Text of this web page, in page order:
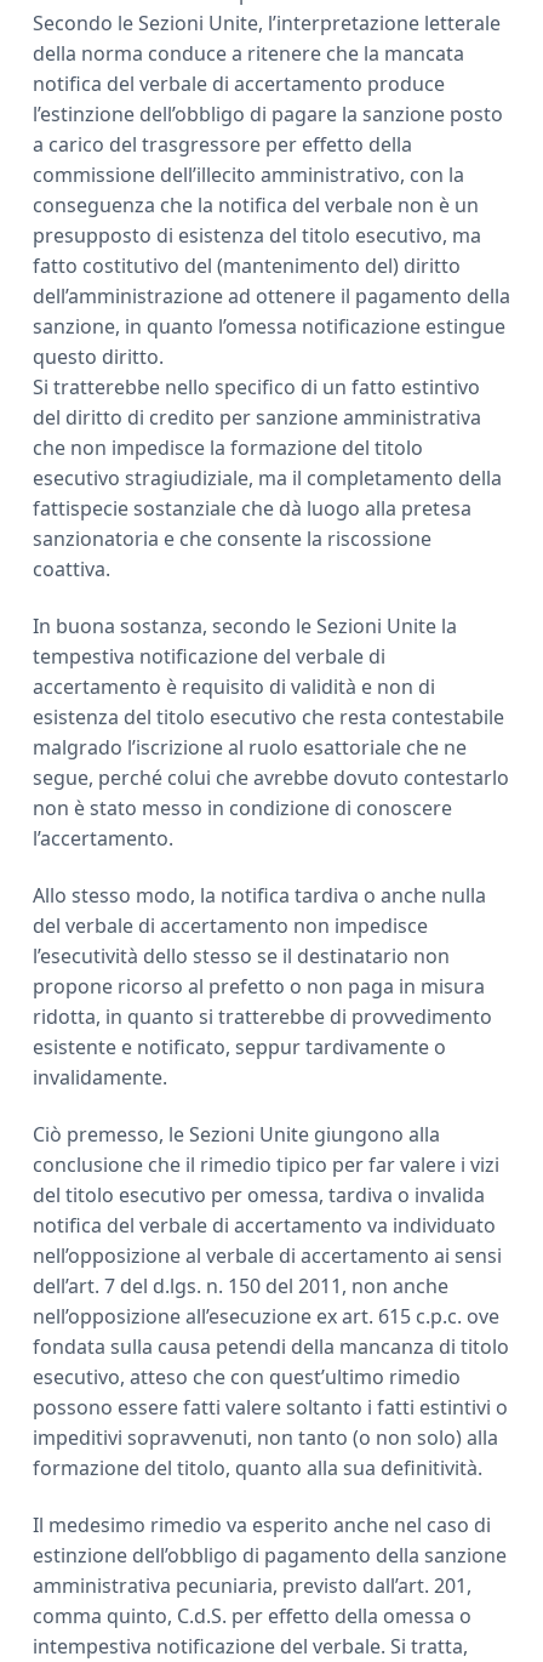
Secondo le Sezioni Unite, l’interpretazione letterale
della norma conduce a ritenere che la mancata
notifica del verbale di accertamento produce
l’estinzione dell’obbligo di pagare la sanzione posto
a carico del trasgressore per effetto della
commissione dell’illecito amministrativo, con la
conseguenza che la notifica del verbale non è un
presupposto di esistenza del titolo esecutivo, ma
fatto costitutivo del (mantenimento del) diritto
dell’amministrazione ad ottenere il pagamento della
sanzione, in quanto l’omessa notificazione estingue
questo diritto.
Si tratterebbe nello specifico di un fatto estintivo
del diritto di credito per sanzione amministrativa
che non impedisce la formazione del titolo
esecutivo stragiudiziale, ma il completamento della
fattispecie sostanziale che dà luogo alla pretesa
sanzionatoria e che consente la riscossione
coattiva.
In buona sostanza, secondo le Sezioni Unite la
tempestiva notificazione del verbale di
accertamento è requisito di validità e non di
esistenza del titolo esecutivo che resta contestabile
malgrado l’iscrizione al ruolo esattoriale che ne
segue, perché colui che avrebbe dovuto contestarlo
non è stato messo in condizione di conoscere
l’accertamento.
Allo stesso modo, la notifica tardiva o anche nulla
del verbale di accertamento non impedisce
l’esecutività dello stesso se il destinatario non
propone ricorso al prefetto o non paga in misura
ridotta, in quanto si tratterebbe di provvedimento
esistente e notificato, seppur tardivamente o
invalidamente.
Ciò premesso, le Sezioni Unite giungono alla
conclusione che il rimedio tipico per far valere i vizi
del titolo esecutivo per omessa, tardiva o invalida
notifica del verbale di accertamento va individuato
nell’opposizione al verbale di accertamento ai sensi
dell’art. 7 del d.lgs. n. 150 del 2011, non anche
nell’opposizione all’esecuzione ex art. 615 c.p.c. ove
fondata sulla causa petendi della mancanza di titolo
esecutivo, atteso che con quest’ultimo rimedio
possono essere fatti valere soltanto i fatti estintivi o
impeditivi sopravvenuti, non tanto (o non solo) alla
formazione del titolo, quanto alla sua definitività.
Il medesimo rimedio va esperito anche nel caso di
estinzione dell’obbligo di pagamento della sanzione
amministrativa pecuniaria, previsto dall’art. 201,
comma quinto, C.d.S. per effetto della omessa o
intempestiva notificazione del verbale. Si tratta,